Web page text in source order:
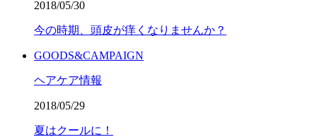
2018/05/30
今の時期、頭皮が痒くなりませんか？
GOODS&CAMPAIGN
ヘアケア情報
2018/05/29
夏はクールに！